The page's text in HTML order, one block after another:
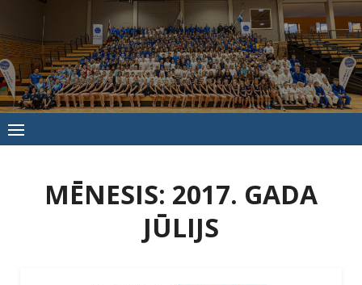
to
content
Jūrmalas
Sporta
skola
MĒNESIS: 2017. GADA
JŪLIJS